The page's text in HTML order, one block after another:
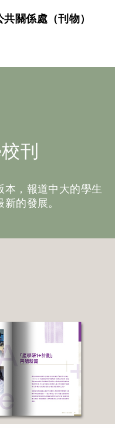
關係處（刊物）
刊
本，報道中大的學生
的發展。